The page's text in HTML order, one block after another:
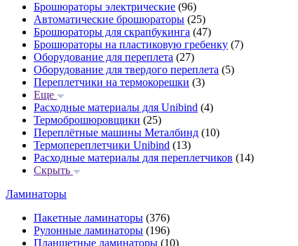
Брошюраторы электрические (96)
Автоматические брошюраторы (25)
Брошюраторы для скрапбукинга (47)
Брошюраторы на пластиковую гребенку (7)
Оборудование для переплета (27)
Оборудование для твердого переплета (5)
Переплетчики на термокорешки (3)
Еще
Расходные материалы для Unibind (4)
Термоброшюровщики (25)
Переплётные машины Металбинд (10)
Термопереплетчики Unibind (13)
Расходные материалы для переплетчиков (14)
Скрыть
Ламинаторы
Пакетные ламинаторы (376)
Рулонные ламинаторы (196)
Планшетные ламинаторы (10)